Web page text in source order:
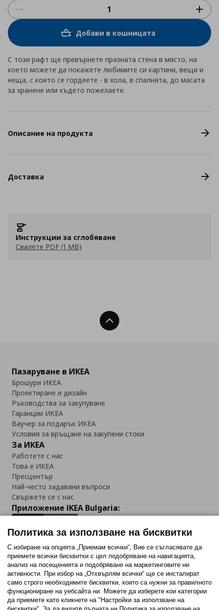
Добави в кошницата
С този рафт ще превърнете празната стена в място, на
което можете да покажете любимите си картини, вещи и
неща, с които се гордеете - в хола, в спалнята, до масата
за хранене или където пожелаете.
Описание на продукта
Доставка
Инструкции за сглобяване
Свалете PDF (1 MB)
Нагоре
Пазаруване в ИКЕА
Брошури ИКЕА
Проектиране и дизайн
Ръководства за закупуване
Гаранции ИКЕА
Ваучер за подарък ИКЕА
Условия за връщане на закупени стоки
За ИКЕА
Работете с нас
Това е ИКЕА
Пресцентър
Най-често задавани въпроси
Свържете се с нас
Приложение IKEA Bulgaria:
Последвайте ни:
FacebookTwitterYoutubePinterestInstagram
Политика за използване на бисквитки
С избиране на опцията „Приемам всички“, Вие се съгласявате да
приемете всички бисквитки с цел подобряване на навигацията,
анализ на посещенията и подобряване на маркетинговите ни
активности. При избор на „Отхвърлям всички“ ще се инсталират
само строго необходимитe бисквитки, които са нужни за правилното
функциониране на уебсайта ни. Можете да изберете кои категории
да приемете като кликнете на "Настройки за използване на